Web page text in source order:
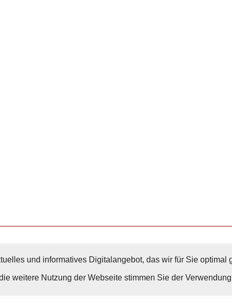
und informatives Digitalangebot, das wir für Sie optimal
weitere Nutzung der Webseite stimmen Sie der
Nach Oben